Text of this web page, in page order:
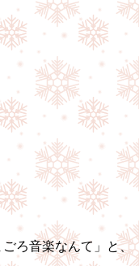
ろ音楽なんて」と、